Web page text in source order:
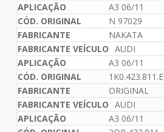
A3 06/11
N 97029
NAKATA
AUDI
A3 06/11
1K0.423.811.E
ORIGINAL
AUDI
A3 06/11